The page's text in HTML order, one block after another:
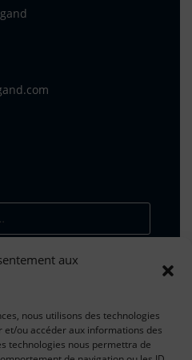
aux
nous utilisons des technologies
ou accéder aux informations des
technologies nous permettra de
RECHERCHE